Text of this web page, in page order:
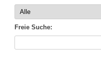
Freie Suche: